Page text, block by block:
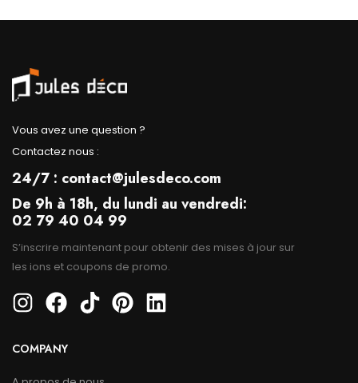
Vous avez une question ?
Contactez nous :
24/7 : contact@julesdeco.com
De 9h à 18h, du lundi au vendredi:
02 79 40 04 99
S’inscrire maintenant pour obtenir des mises à jour sur
les ions et coupons de promo.
COMPANY